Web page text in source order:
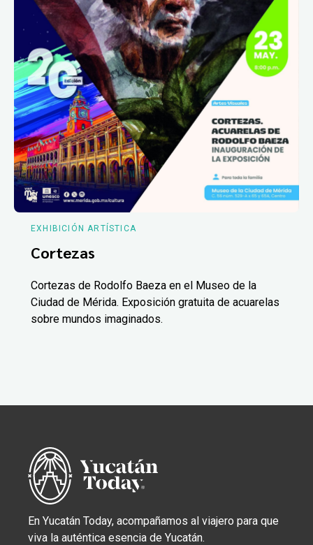
EXHIBICIÓN ARTÍSTICA
Cortezas
Cortezas de Rodolfo Baeza en el Museo de la
Ciudad de Mérida. Exposición gratuita de acuarelas
sobre mundos imaginados.
En Yucatán Today, acompañamos al viajero para que
viva la auténtica esencia de Yucatán.